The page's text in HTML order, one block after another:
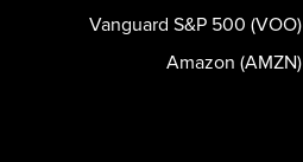
Vanguard S&P 500 (VOO)
Amazon (AMZN)